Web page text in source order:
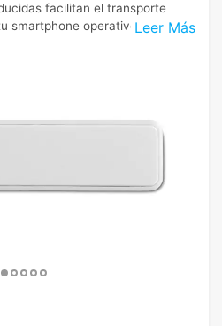
Leer Más
facilitan el transporte
smartphone operativo.